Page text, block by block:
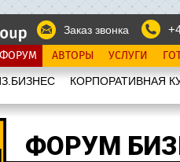
Заказ звонка
ФОРУМ АВТОРЫ УСЛУГИ
КОРПОРАТИВНАЯ
ФОРУМ